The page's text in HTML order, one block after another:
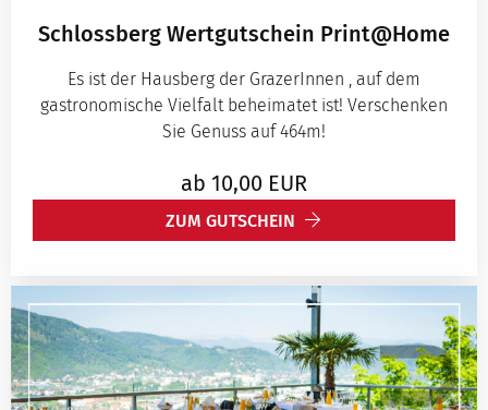
Schlossberg Wertgutschein Print@Home
Es ist der Hausberg der GrazerInnen , auf dem
gastronomische Vielfalt beheimatet ist! Verschenken
Sie Genuss auf 464m!
ab 10,00 EUR
ZUM GUTSCHEIN